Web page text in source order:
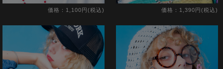
価格：1,100円(税込) 価格：1,390円(税込)